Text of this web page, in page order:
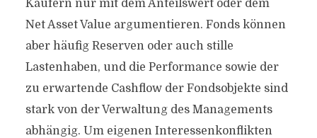
Käufern nur mit dem Anteilswert oder dem
Net Asset Value argumentieren. Fonds können
aber häufig Reserven oder auch stille
Lastenhaben, und die Performance sowie der
zu erwartende Cashflow der Fondsobjekte sind
stark von der Verwaltung des Managements
abhängig. Um eigenen Interessenkonflikten